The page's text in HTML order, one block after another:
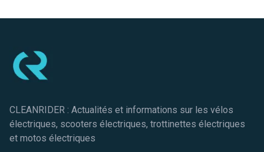
CLEANRIDER : Actualités et informations sur les vélos
électriques, scooters électriques, trottinettes électriques
et motos électriques